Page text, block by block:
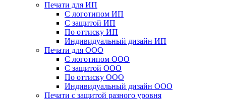
Печати для ИП
С логотипом ИП
С защитой ИП
По оттиску ИП
Индивидуальный дизайн ИП
Печати для ООО
С логотипом ООО
С защитой ООО
По оттиску ООО
Индивидуальный дизайн ООО
Печати с защитой разного уровня